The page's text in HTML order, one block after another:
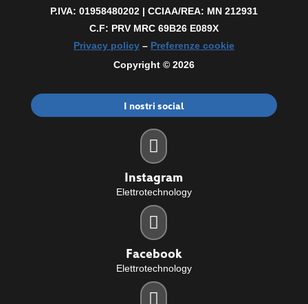
P.IVA: 01958480202 | CCIAA/REA: MN 212931
C.F: PRV MRC 69B26 E089X
Privacy policy– Preferenze cookie
Copyright © 2026
I nostri social

Instagram
Elettrotechnology

Facebook
Elettrotechnology
